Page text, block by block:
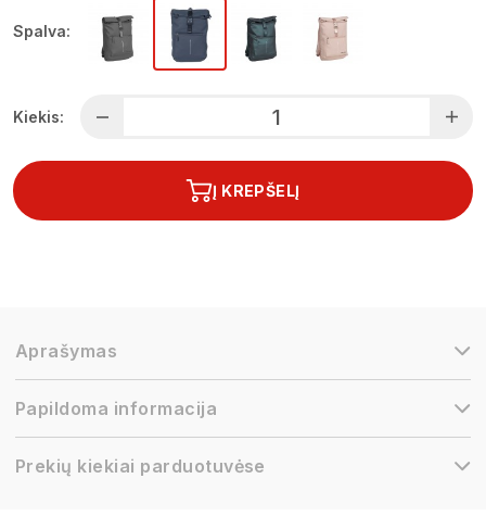
Spalva:
Kiekis:
Į KREPŠELĮ
Aprašymas
Papildoma informacija
Prekių kiekiai parduotuvėse